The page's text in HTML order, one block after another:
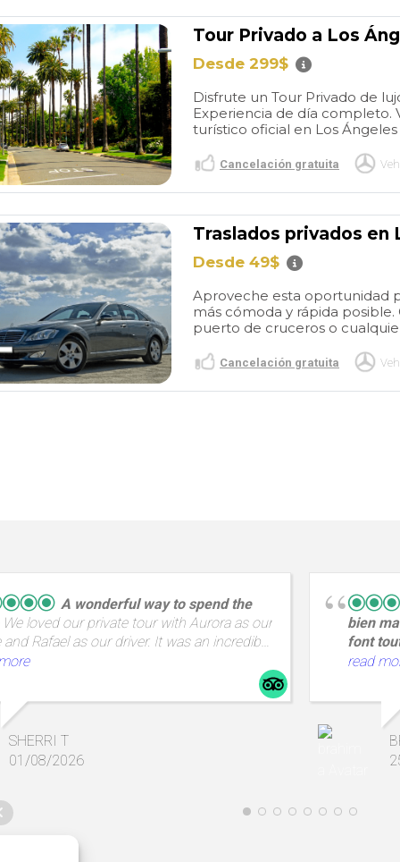
Tour Privado a Los
Desde 299$
Disfrute un Tour Privado de
Experiencia de día completo.
turístico oficial en Los
Cancelación gratuita
Traslados privados en
Desde 49$
Aproveche esta oportunidad
más cómoda y rápida
puerto de cruceros o
Cancelación gratuita
A wonderful way to spend the
We loved our private tour with Aurora as our
and Rafael as our driver. It was an incredible
amazing views and a great way to spend
SHERRI T
01/08/2026
bien
font
en
tout
read